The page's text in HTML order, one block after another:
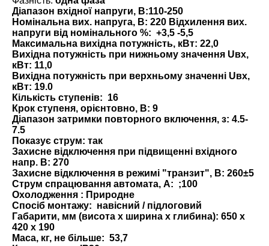
Діапазон вхідної напруги, В:110-250
Номінальна вих. напруга, В: 220 Відхилення вих.
напруги від номінального %: +3,5 -5,5
Максимальна вихідна потужність, кВт: 22,0
Вихідна потужність при нижньому значення Uвх,
кВт: 11,0
Вихідна потужність при верхньому значенні Uвх,
кВт: 19.0
Кількість ступенів: 16
Крок ступеня, орієнтовно, В: 9
Діапазон затримки повторного включення, з: 4.5-
7.5
Показує струм: так
Захисне відключення при підвищенні вхідного
напр. В: 270
Захисне відключення в режимі "транзит", В: 260±5
Струм спрацювання автомата, А: ;100
Охолодження : Природне
Спосіб монтажу: навісний / підлоговий
Габарити, мм (висота x ширина x глибина): 650 х
420 х 190
Маса, кг, не більше: 53,7